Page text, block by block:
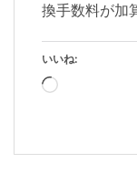
換手数料が加
いいね:
読
み